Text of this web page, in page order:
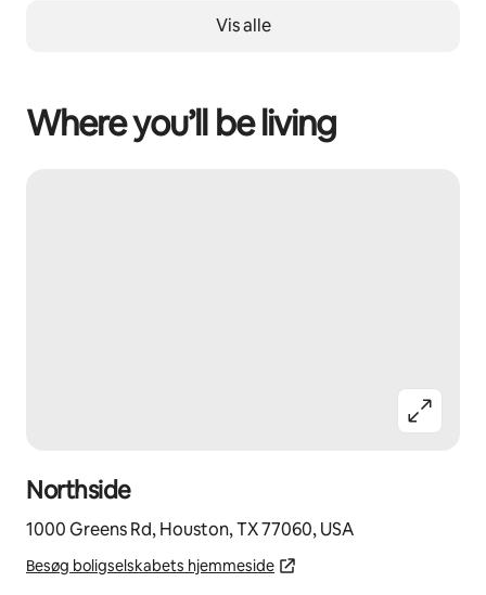
Vis alle
Where you’ll be living
Northside
1000 Greens Rd, Houston, TX 77060, USA
Besøg boligselskabets hjemmeside